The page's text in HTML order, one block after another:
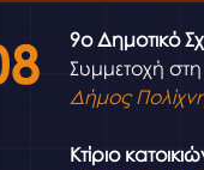
9ο Δημοτικό
Συμμετοχή
Δήμος
Κτίριο